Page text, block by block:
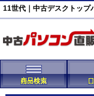
11世代｜中古デスクトップ